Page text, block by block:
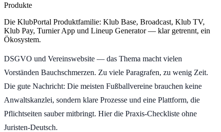
Produkte
Die KlubPortal Produktfamilie: Klub Base, Broadcast, Klub TV,
Klub Pay, Turnier App und Lineup Generator — klar getrennt, ein
Ökosystem.
DSGVO und Vereinswebsite — das Thema macht vielen
Vorständen Bauchschmerzen. Zu viele Paragrafen, zu wenig Zeit.
Die gute Nachricht: Die meisten Fußballvereine brauchen keine
Anwaltskanzlei, sondern klare Prozesse und eine Plattform, die
Pflichtseiten sauber mitbringt. Hier die Praxis-Checkliste ohne
Juristen-Deutsch.